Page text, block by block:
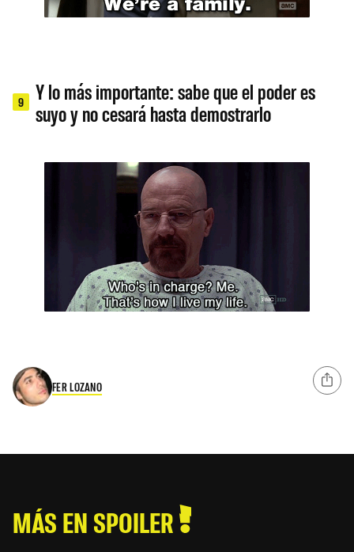
9
Y lo más importante: sabe que el poder es
suyo y no cesará hasta demostrarlo
FER LOZANO
MÁS EN SPOILER